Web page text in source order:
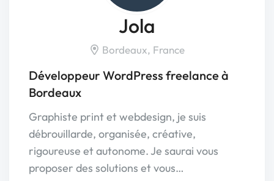
Jola
Bordeaux, France
Développeur WordPress freelance à
Bordeaux
Graphiste print et webdesign, je suis
débrouillarde, organisée, créative,
rigoureuse et autonome. Je saurai vous
proposer des solutions et vous…